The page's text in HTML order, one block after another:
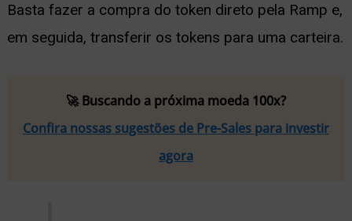
Basta fazer a compra do token direto pela Ramp e,
em seguida, transferir os tokens para uma carteira.
🚀 Buscando a próxima moeda 100x?
Confira nossas sugestões de Pre-Sales para investir
agora